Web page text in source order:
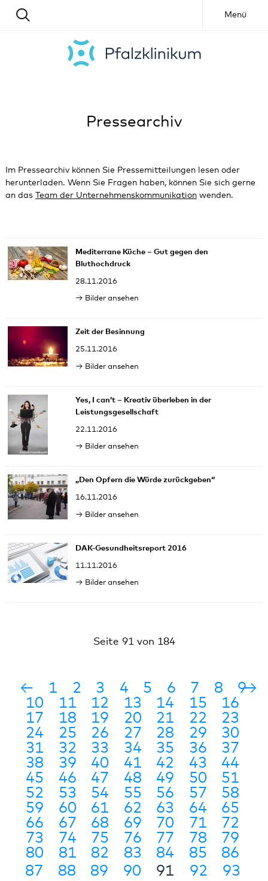
Menü
Pressearchiv
Im Pressearchiv können Sie Pressemitteilungen lesen oder
herunterladen. Wenn Sie Fragen haben, können Sie sich gerne
an das Team der Unternehmenskommunikationwenden.
Mediterrane Küche – Gut gegen den
Bluthochdruck
28.11.2016
Bilder ansehen
Zeit der Besinnung
25.11.2016
Bilder ansehen
Yes, I can’t – Kreativ überleben in der
Leistungsgesellschaft
22.11.2016
Bilder ansehen
„Den Opfern die Würde zurückgeben“
16.11.2016
Bilder ansehen
DAK-Gesundheitsreport 2016
11.11.2016
Bilder ansehen
Seite 91 von 184
← 1 2 3 4 5 6 7 8
9
10
11 12 13 14 15
16
17
18 19 20 21 22
23
24
25 26 27 28 29
30
31
32 33 34 35 36
37
38
39 40 41 42 43
44
45
46 47 48 49 50
51
52
53 54 55 56 57
58
59
60 61 62 63 64
65
66
67 68 69 70 71
72
73
74 75 76 77 78
79
80
81 82 83 84 85
86
87
88 89 90 91 92
93
→